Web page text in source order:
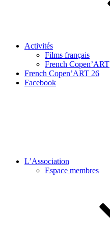
Activités
Films français
French Copen’ART
French Copen’ART 26
Facebook
L’Association
Espace membres